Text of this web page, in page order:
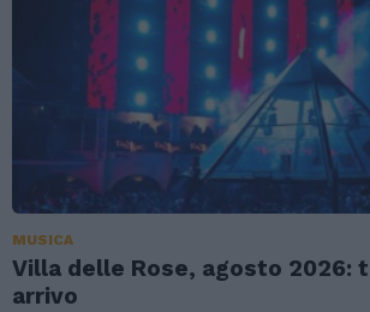
MUSICA
Villa delle Rose, agosto 2026:
arrivo